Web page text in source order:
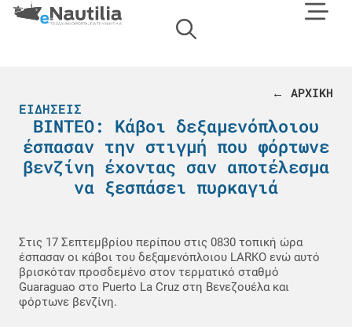
← ΑΡΧΙΚΗ
ΕΙΔΉΣΕΙΣ
ΒΙΝΤΕΟ: Κάβοι δεξαμενόπλοιου
έσπασαν την στιγμή που φόρτωνε
βενζίνη έχοντας σαν αποτέλεσμα
να ξεσπάσει πυρκαγιά
Στις 17 Σεπτεμβρίου περίπου στις 0830 τοπική ώρα
έσπασαν οι κάβοι του δεξαμενόπλοιου LARKO ενώ αυτό
βρισκόταν προσδεμένο στον τερματικό σταθμό
Guaraguao στο Puerto La Cruz στη Βενεζουέλα και
φόρτωνε βενζίνη.